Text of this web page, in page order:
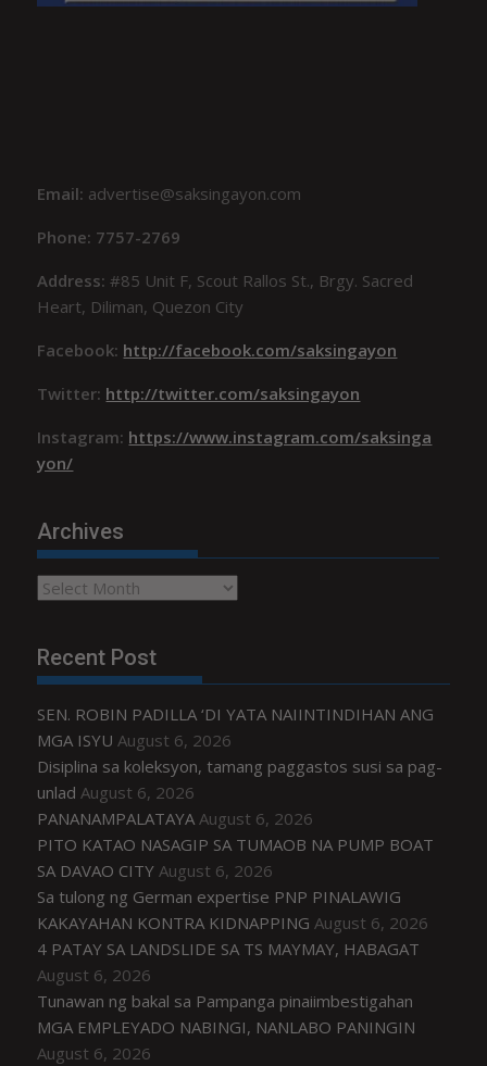
Email: advertise@saksingayon.com
Phone: 7757-2769
Address:#85 Unit F, Scout Rallos St., Brgy. Sacred
Heart, Diliman, Quezon City
Facebook: http://facebook.com/saksingayon
Twitter: http://twitter.com/saksingayon
Instagram: https://www.instagram.com/saksinga
yon/
Archives
Archives
Recent Post
SEN. ROBIN PADILLA ‘DI YATA NAIINTINDIHAN ANG
MGA ISYU August 6, 2026
Disiplina sa koleksyon, tamang paggastos susi sa pag-
unlad August 6, 2026
PANANAMPALATAYA August 6, 2026
PITO KATAO NASAGIP SA TUMAOB NA PUMP BOAT
SA DAVAO CITY August 6, 2026
Sa tulong ng German expertise PNP PINALAWIG
KAKAYAHAN KONTRA KIDNAPPING August 6, 2026
4 PATAY SA LANDSLIDE SA TS MAYMAY, HABAGAT
August 6, 2026
Tunawan ng bakal sa Pampanga pinaiimbestigahan
MGA EMPLEYADO NABINGI, NANLABO PANINGIN
August 6, 2026